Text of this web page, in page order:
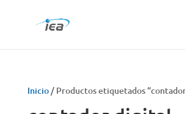
Inicio/ Productos etiquetados